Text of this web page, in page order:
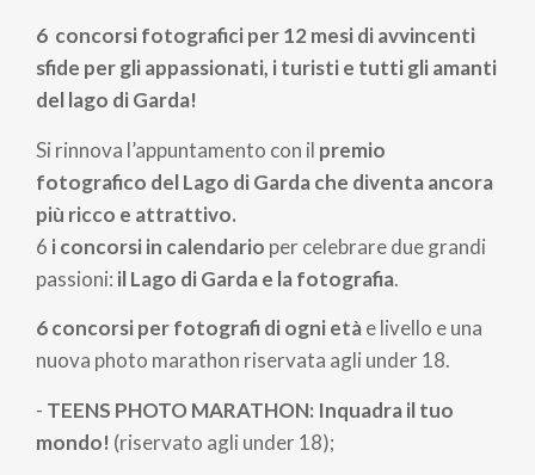
6 concorsi fotografici per12 mesi di avvincenti
sfide per gli appassionati, i turisti e tutti gli amanti
del lago di Garda!
Si rinnova l’appuntamento con il premio
fotografico del Lago di Garda che diventa ancora
più ricco e attrattivo.
6 i concorsi in calendario per celebrare due grandi
passioni: ilLago di Garda e la fotografia.
6 concorsi per fotografi di ogni etàe livello e una
nuova photo marathon riservata agli under 18.
- TEENS PHOTO MARATHON: Inquadra il tuo
mondo! (riservato agli under 18);